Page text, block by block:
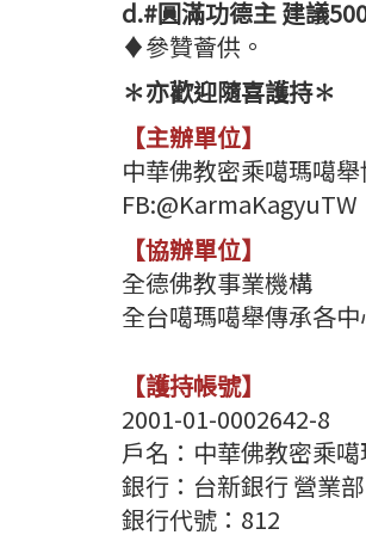
d.#圓滿功德主 建議
♦參贊薈供。
✽亦歡迎隨喜護持✽
【主辦單位】
中華佛教密乘噶瑪噶
FB:@KarmaKagyuTW
【協辦單位】
全德佛教事業機構
全台噶瑪噶舉傳承各
【護持帳號】
2001-01-0002642-8
戶名：中華佛教密乘
銀行：台新銀行 營業部
銀行代號：812